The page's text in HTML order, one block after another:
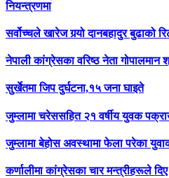
नियन्त्रणमा
सर्वोच्चले खारेज गर्‍यो दानबहादुर बुढाको
नेपाली कांग्रेसका वरिष्ठ नेता गोपालमान
सुर्खेतमा जिप दुर्घटना,१५ जना घाइते
जुम्लामा चरेससहित २१ वर्षीय युवक
जुम्लामा बेहोस अवस्थामा फेला परेका
कर्णालीमा कांग्रेसका चार मन्त्रीहरूले दिए